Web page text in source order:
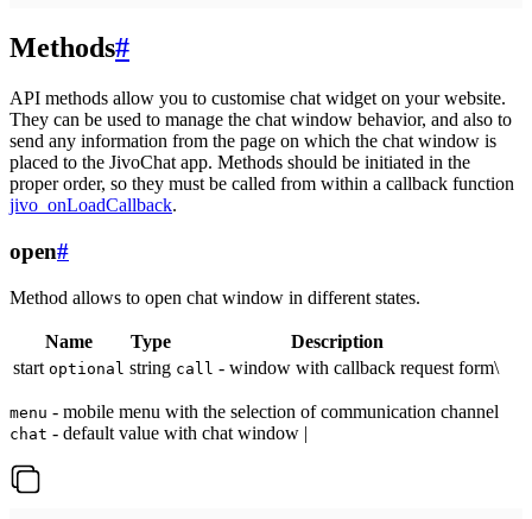
Methods#
API methods allow you to customise chat widget on your website.
They can be used to manage the chat window behavior, and also to
send any information from the page on which the chat window is
placed to the JivoChat app. Methods should be initiated in the
proper order, so they must be called from within a callback function
jivo_onLoadCallback.
open#
Method allows to open chat window in different states.
Name Type
Description
start optional string call - window with callback request form\
menu - mobile menu with the selection of communication channel
chat - default value with chat window |